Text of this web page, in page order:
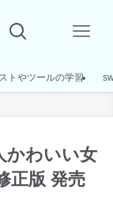
トやツールの学習
かわいい女
正版 発売